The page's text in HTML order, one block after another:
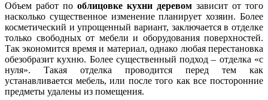
Объем работ по облицовке кухни деревом зависит от того
насколько существенное изменение планирует хозяин. Более
косметический и упрощенный вариант, заключается в отделке
только свободных от мебели и оборудования поверхностей.
Так экономится время и материал, однако любая перестановка
обезобразит кухню. Более существенный подход – отделка «с
нуля». Такая отделка проводится перед тем как
устанавливается мебель, или после того как все посторонние
предметы удалены из помещения.